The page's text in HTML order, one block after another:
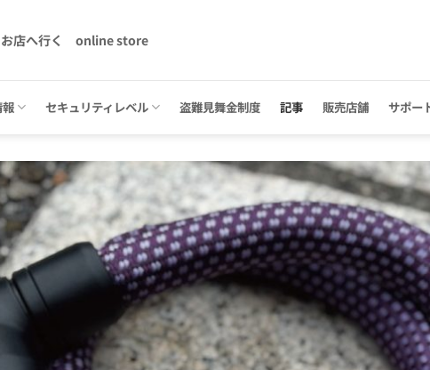
お店へ行く online store
セキュリティレベル 盗難見舞金制度 記事 販売店舗 サポー